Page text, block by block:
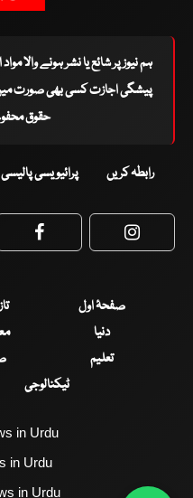
ہم نیوز پر شائع یا نشر ہونے والا
پیشگی اجازت کسی بھی صورت میں
حقوق محفوظ
رابطہ کریں پرائیویسی پالیسی
Facebook
صفحۂ اول
دنیا
تعلیم
ٹیکنالوجی
in Urdu
in Urdu
in Urdu